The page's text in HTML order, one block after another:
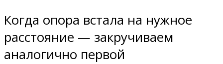
Когда опора встала на нужное
расстояние — закручиваем
аналогично первой